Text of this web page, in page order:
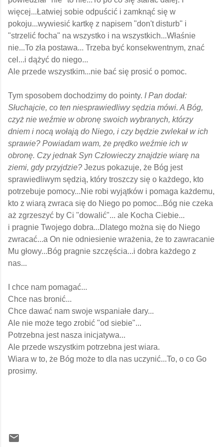
więcej...Łatwiej sobie odpuścić i zamknąć się w
pokoju...wywiesić kartkę z napisem "don't disturb" i
"strzelić focha" na wszystko i na wszystkich...Właśnie
nie...To zła postawa... Trzeba być konsekwentnym, znać
cel...i dążyć do niego...
Ale przede wszystkim...nie bać się prosić o pomoc.
Tym sposobem dochodzimy do pointy. I Pan dodał:
Słuchajcie, co ten niesprawiedliwy sędzia mówi. A Bóg,
czyż nie weźmie w obronę swoich wybranych, którzy
dniem i nocą wołają do Niego, i czy będzie zwlekał w ich
sprawie? Powiadam wam, że prędko weźmie ich w
obronę. Czy jednak Syn Człowieczy znajdzie wiarę na
ziemi, gdy przyjdzie? Jezus pokazuje, że Bóg jest
sprawiedliwym sędzią, który troszczy się o każdego, kto
potrzebuje pomocy...Nie robi wyjątków i pomaga każdemu,
kto z wiarą zwraca się do Niego po pomoc...Bóg nie czeka
aż zgrzeszyć by Ci "dowalić"... ale Kocha Ciebie...
i pragnie Twojego dobra...Dlatego można się do Niego
zwracać...a On nie odniesienie wrażenia, że to zawracanie
Mu głowy...Bóg pragnie szczęścia...i dobra każdego z
nas...
I chce nam pomagać...
Chce nas bronić...
Chce dawać nam swoje wspaniałe dary...
Ale nie może tego zrobić "od siebie"...
Potrzebna jest nasza inicjatywa...
Ale przede wszystkim potrzebna jest wiara.
Wiara w to, że Bóg może to dla nas uczynić...To, o co Go
prosimy.